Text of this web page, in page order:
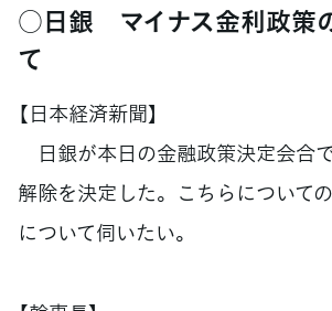
○日銀 マイナス金利政策
て
【日本経済新聞】
日銀が本日の金融政策決定会合
解除を決定した。こちらについて
について伺いたい。